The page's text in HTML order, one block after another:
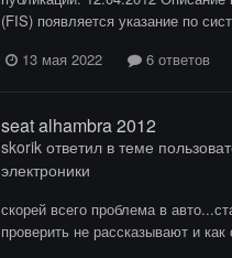
(FIS) появляется указание по
13 мая 2022
6 ответов
seat alhambra 2012
skorikответил в теме
электроники
скорей всего проблема в
проверить не рассказывают и